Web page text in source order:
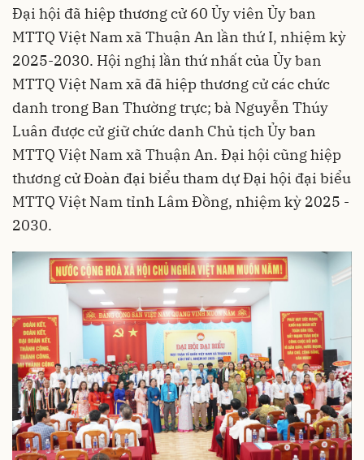
Đại hội đã hiệp thương cử 60 Ủy viên Ủy ban
MTTQ Việt Nam xã Thuận An lần thứ I, nhiệm kỳ
2025-2030. Hội nghị lần thứ nhất của Ủy ban
MTTQ Việt Nam xã đã hiệp thương cử các chức
danh trong Ban Thường trực; bà Nguyễn Thúy
Luân được cử giữ chức danh Chủ tịch Ủy ban
MTTQ Việt Nam xã Thuận An. Đại hội cũng hiệp
thương cử Đoàn đại biểu tham dự Đại hội đại biểu
MTTQ Việt Nam tỉnh Lâm Đồng, nhiệm kỳ 2025 -
2030.